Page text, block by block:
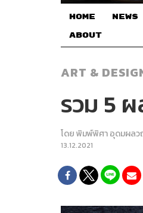
HOME NEWS
ABOUT
ART &
รวม 5
โดยพิมพ์พิศา อุดมผล
13.12.2021